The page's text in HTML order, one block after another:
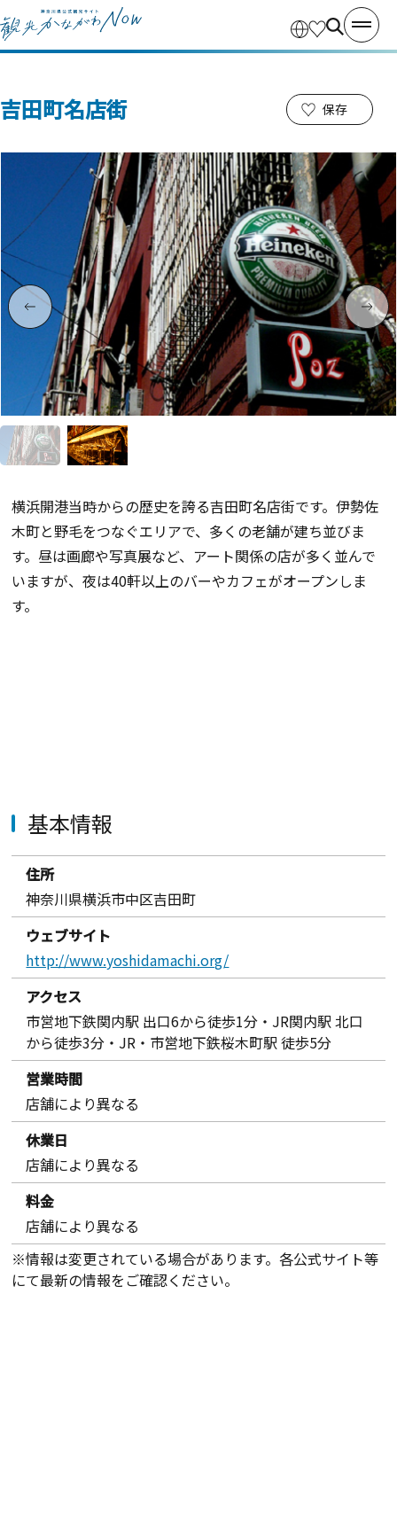
吉田町名店街 保存
横浜開港当時からの歴史を誇る吉田町名店街です。伊勢佐
木町と野毛をつなぐエリアで、多くの老舗が建ち並びま
す。昼は画廊や写真展など、アート関係の店が多く並んで
いますが、夜は40軒以上のバーやカフェがオープンしま
す。
基本情報
住所
神奈川県横浜市中区吉田町
ウェブサイト
http://www.yoshidamachi.org/
アクセス
市営地下鉄関内駅 出口6から徒歩1分・JR関内駅 北口
から徒歩3分・JR・市営地下鉄桜木町駅 徒歩5分
営業時間
店舗により異なる
休業日
店舗により異なる
料金
店舗により異なる
※情報は変更されている場合があります。各公式サイト等
にて最新の情報をご確認ください。